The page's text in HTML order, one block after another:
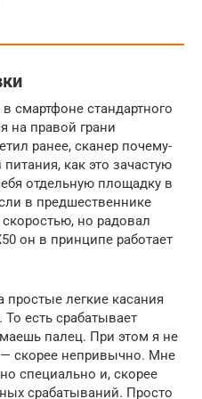
смартфоне стандартного
на правой грани
ранее, сканер почему-
как это зачастую
отдельную площадку в
в предшественнике
но радовал
он в принципе работает
простые легкие касания
То есть срабатывает
палец. При этом я не
— скорее непривычно. Мне
специально и, скорее
срабатываний. Просто